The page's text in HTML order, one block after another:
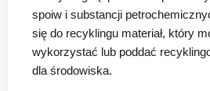
spoiw i substancji
się do recyklingu materiał, który
wykorzystać lub poddać
dla środowiska.